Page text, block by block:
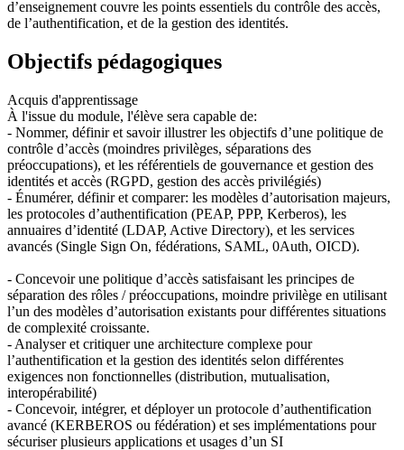
d’enseignement couvre les points essentiels du contrôle des accès,
de l’authentification, et de la gestion des identités.
Objectifs pédagogiques
Acquis d'apprentissage
À l'issue du module, l'élève sera capable de:
- Nommer, définir et savoir illustrer les objectifs d’une politique de
contrôle d’accès (moindres privilèges, séparations des
préoccupations), et les référentiels de gouvernance et gestion des
identités et accès (RGPD, gestion des accès privilégiés)
- Énumérer, définir et comparer: les modèles d’autorisation majeurs,
les protocoles d’authentification (PEAP, PPP, Kerberos), les
annuaires d’identité (LDAP, Active Directory), et les services
avancés (Single Sign On, fédérations, SAML, 0Auth, OICD).
- Concevoir une politique d’accès satisfaisant les principes de
séparation des rôles / préoccupations, moindre privilège en utilisant
l’un des modèles d’autorisation existants pour différentes situations
de complexité croissante.
- Analyser et critiquer une architecture complexe pour
l’authentification et la gestion des identités selon différentes
exigences non fonctionnelles (distribution, mutualisation,
interopérabilité)
- Concevoir, intégrer, et déployer un protocole d’authentification
avancé (KERBEROS ou fédération) et ses implémentations pour
sécuriser plusieurs applications et usages d’un SI